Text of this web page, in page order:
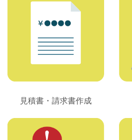
見積書・請求書作成